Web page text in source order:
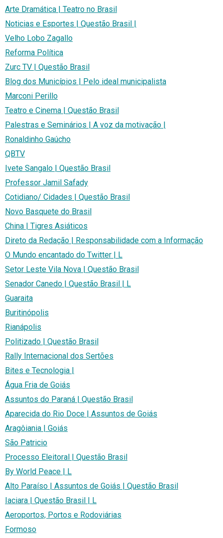
Arte Dramática | Teatro no Brasil
Noticias e Esportes | Questão Brasil |
Velho Lobo Zagallo
Reforma Política
Zurc TV | Questão Brasil
Blog dos Municípios | Pelo ideal municipalista
Marconi Perillo
Teatro e Cinema | Questão Brasil
Palestras e Seminários | A voz da motivação |
Ronaldinho Gaúcho
QBTV
Ivete Sangalo | Questão Brasil
Professor Jamil Safady
Cotidiano/ Cidades | Questão Brasil
Novo Basquete do Brasil
China | Tigres Asiáticos
Direto da Redação | Responsabilidade com a Informação
O Mundo encantado do Twitter | L
Setor Leste Vila Nova | Questão Brasil
Senador Canedo | Questão Brasil | L
Guaraita
Buritinópolis
Rianápolis
Politizado | Questão Brasil
Rally Internacional dos Sertões
Bites e Tecnologia |
Água Fria de Goiás
Assuntos do Paraná | Questão Brasil
Aparecida do Rio Doce | Assuntos de Goiás
Aragôiania | Goiás
São Patricio
Processo Eleitoral | Questão Brasil
By World Peace | L
Alto Paraíso | Assuntos de Goiás | Questão Brasil
Iaciara | Questão Brasil | L
Aeroportos, Portos e Rodoviárias
Formoso